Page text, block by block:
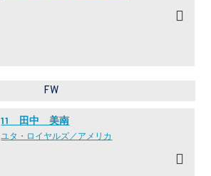
FW
11 田中 美南
ユタ・ロイヤルズ／アメリカ